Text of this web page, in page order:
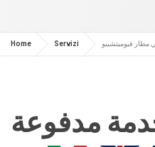
Home Servizi مطار فيوميتشينو
مدفوعة